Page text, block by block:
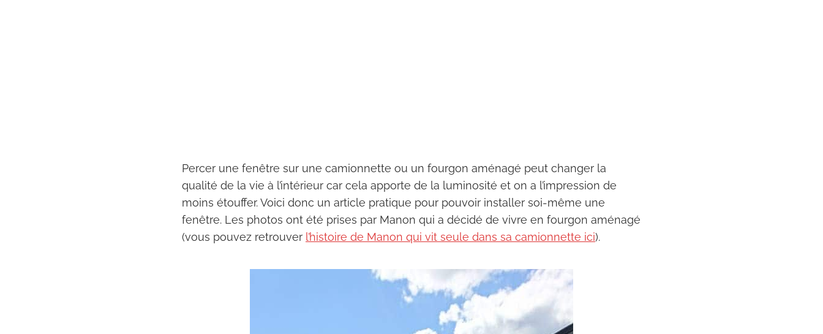
Percer une fenêtre sur une camionnette ou un fourgon aménagé peut changer la
qualité de la vie à l’intérieur car cela apporte de la luminosité et on a l’impression de
moins étouffer. Voici donc un article pratique pour pouvoir installer soi-même une
fenêtre. Les photos ont été prises par Manon qui a décidé de vivre en fourgon aménagé
(vous pouvez retrouver l’histoire de Manon qui vit seule dans sa camionnette ici).